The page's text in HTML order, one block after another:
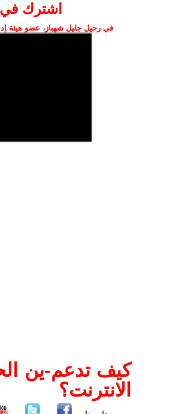
اشترك في
في رحيل جليل شهباز، عضو هيئة
كيف تدعم-ين
الانترنت؟